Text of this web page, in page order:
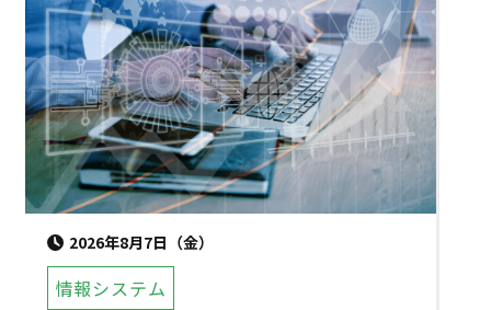
2026年8月7日（金）
情報システム